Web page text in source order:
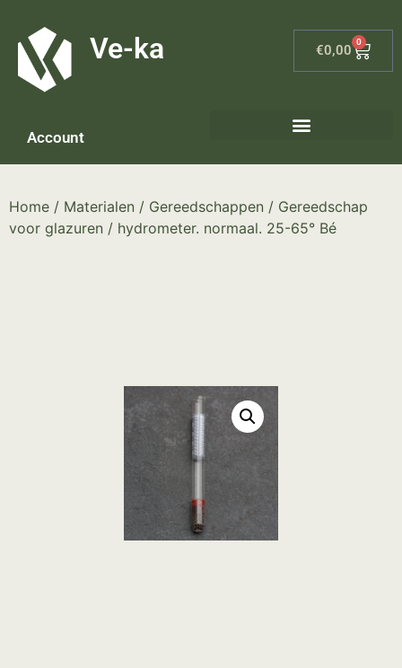
Ve-ka €0,00
0
Account
Home / Materialen / Gereedschappen / Gereedschap
voor glazuren / hydrometer. normaal. 25-65° Bé